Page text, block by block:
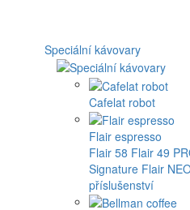
Speciální kávovary
Cafelat robot
Flair espresso
Flair 58 Flair 49
Signature Flair
příslušenství